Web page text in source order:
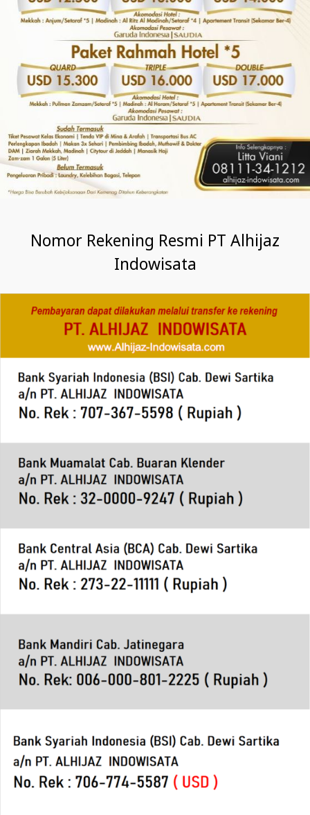
Nomor Rekening Resmi PT Alhijaz
Indowisata